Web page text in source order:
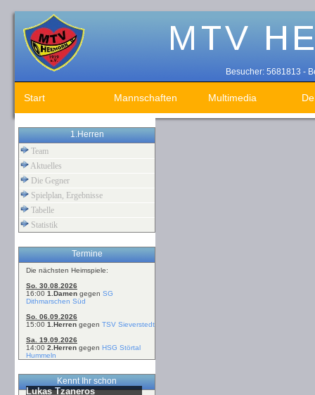
Besucher: 5681813 -
Start Mannschaften Multimedia
1.Herren
Team
Aktuelles
Die Gegner
Spielplan, Ergebnisse
Tabelle
Statistik
Termine
Die nächsten Heimspiele:
So. 30.08.2026
16:00 1.Damen gegen SG
Dithmarschen Süd
So. 06.09.2026
15:00 1.Herren gegen TSV Sieverstedt
Sa. 19.09.2026
14:00 2.Herren gegen HSG Störtal
Hummeln
Kennt Ihr schon
Lukas Tzaneros